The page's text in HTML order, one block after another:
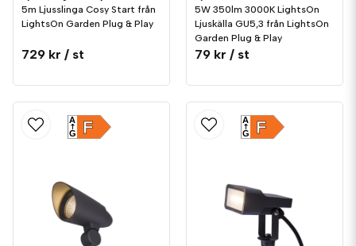
5m Ljusslinga Cosy Start från
LightsOn Garden Plug & Play
729 kr / st
5W 350lm 3000K LightsOn
Ljuskälla GU5,3 från LightsOn
Garden Plug & Play
79 kr / st
F
A
G F
A
G